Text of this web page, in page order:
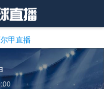
甲直播